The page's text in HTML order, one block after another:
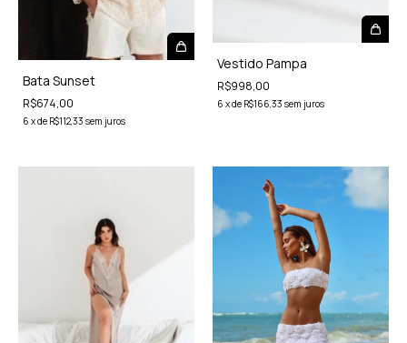
Bata Sunset
R$674,00
6 xde R$112,33 sem juros
Vestido Pampa
R$998,00
6 xde R$166,33 sem juros